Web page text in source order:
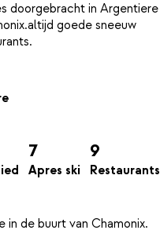
doorgebracht in Argentiere
goede sneeuw
7
Apres ski
9
Restaurants
in de buurt van Chamonix.